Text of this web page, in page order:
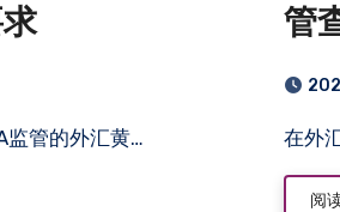
监管的外汇黄…
管
在
阅